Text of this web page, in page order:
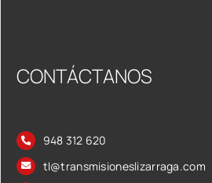
CONTÁCTANOS
948 312 620
tl@transmisioneslizarraga.com